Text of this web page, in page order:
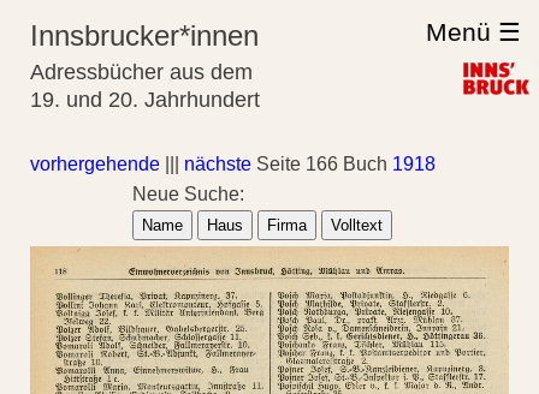
Innsbrucker*innen
Adressbücher aus dem
19. und 20. Jahrhundert
Menü ☰
vorhergehende nächste Seite 166 Buch 1918
Neue Suche:
Name Haus Firma Volltext